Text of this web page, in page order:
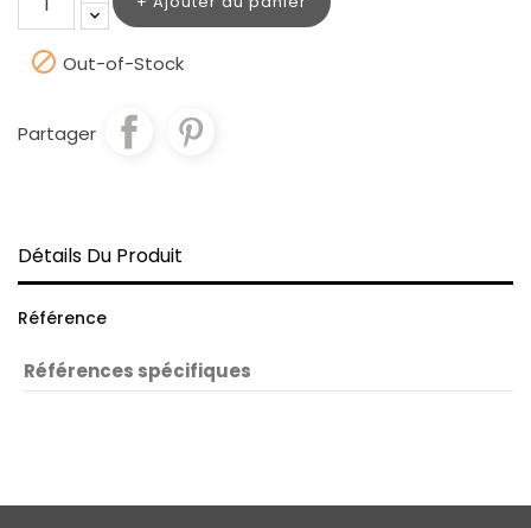
 Out-of-Stock
Partager
Détails Du Produit
Référence
Références spécifiques